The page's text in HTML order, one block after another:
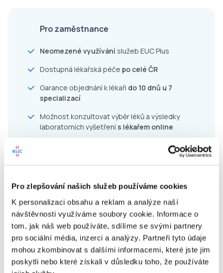
Pro zlepšování našich služeb používáme cookies
K personalizaci obsahu a reklam a analýze naší
návštěvnosti využíváme soubory cookie. Informace o
tom, jak náš web používáte, sdílíme se svými partnery
pro sociální média, inzerci a analýzy. Partneři tyto údaje
mohou zkombinovat s dalšími informacemi, které jste jim
poskytli nebo které získali v důsledku toho, že používáte
Pro zaměstnance
Neomezené využívání služeb EUC Plus
Dostupná lékařská péče po celé ČR
Garance objednání k lékaři do 10 dnů u 7
specializací
Možnost konzultovat výběr léků a výsledky
laboratorních vyšetření s lékařem online
Pravidelná edukace v péči o zdraví a prevenci
Akce a slevy do lékáren
a laboratoří EUC
Komfort a úspora času díky online službám
Pro zaměstnavatele